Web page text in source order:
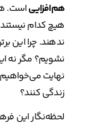
هم‌افزاییاست.
هیچ کدام
ندهند. چرا این
نشویم؟ مگر نه
نهایت
زندگی کنند؟
لحظه‌نگار این